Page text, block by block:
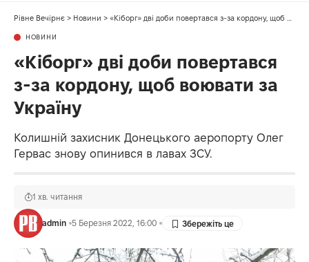
Рівне Вечірнє > Новини > «Кіборг» дві доби повертався з-за кордону, щоб воювати за Україну
НОВИНИ
«Кіборг» дві доби повертався
з-за кордону, щоб воювати за
Україну
Колишній захисник Донецького аеропорту Олег
Гервас знову опинився в лавах ЗСУ.
admin 5 Березня 2022, 16:00
1 хв. читання